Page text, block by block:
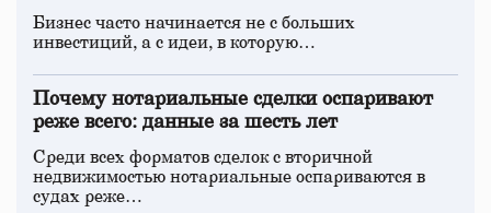
Бизнес часто начинается не с больших
инвестиций, а с идеи, в которую…
Почему нотариальные сделки оспаривают
реже всего: данные за шесть лет
Среди всех форматов сделок с вторичной
недвижимостью нотариальные оспариваются в
судах реже…